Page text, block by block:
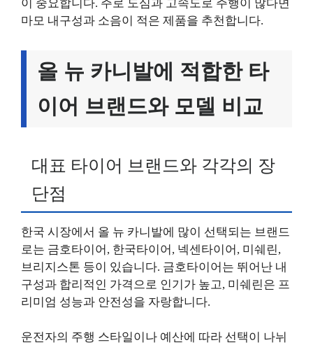
이 중요합니다. 주로 도심과 고속도로 주행이 많다면
마모 내구성과 소음이 적은 제품을 추천합니다.
올 뉴 카니발에 적합한 타
이어 브랜드와 모델 비교
대표 타이어 브랜드와 각각의 장
단점
한국 시장에서 올 뉴 카니발에 많이 선택되는 브랜드
로는 금호타이어, 한국타이어, 넥센타이어, 미쉐린,
브리지스톤 등이 있습니다. 금호타이어는 뛰어난 내
구성과 합리적인 가격으로 인기가 높고, 미쉐린은 프
리미엄 성능과 안전성을 자랑합니다.
운전자의 주행 스타일이나 예산에 따라 선택이 나뉘